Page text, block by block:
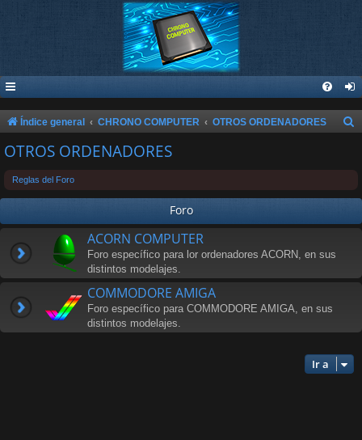
Índice general CHRONO COMPUTER OTROS ORDENADORES
r
OTROS ORDENADORES
Reglas del Foro
Foro
ACORN COMPUTER
Foro específico para lor ordenadores ACORN, en sus
distintos modelajes.
COMMODORE AMIGA
Foro específico para COMMODORE AMIGA, en sus
distintos modelajes.
Ir a